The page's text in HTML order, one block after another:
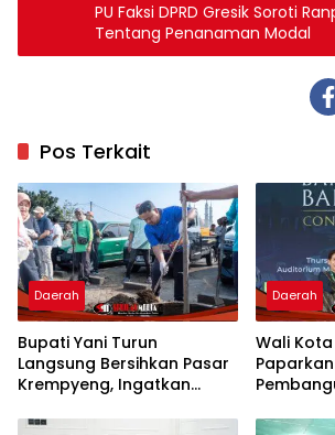
PU Faksi DPRD Gresik Soroti
Tentang Penanaman Modal
Pos Terkait
Daerah
Bupati Yani Turun
Langsung Bersihkan Pasar
Krempyeng, Ingatkan
Panjang
Daerah
Wali
Nasional